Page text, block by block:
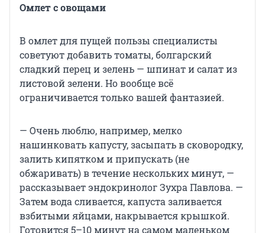
Омлет с овощами
В омлет для пущей пользы специалисты
советуют добавить томаты, болгарский
сладкий перец и зелень — шпинат и салат из
листовой зелени. Но вообще всё
ограничивается только вашей фантазией.
— Очень люблю, например, мелко
нашинковать капусту, засыпать в сковородку,
залить кипятком и припускать (не
обжаривать) в течение нескольких минут, —
рассказывает эндокринолог Зухра Павлова. —
Затем вода сливается, капуста заливается
взбитыми яйцами, накрывается крышкой.
Готовится 5–10 минут на самом маленьком